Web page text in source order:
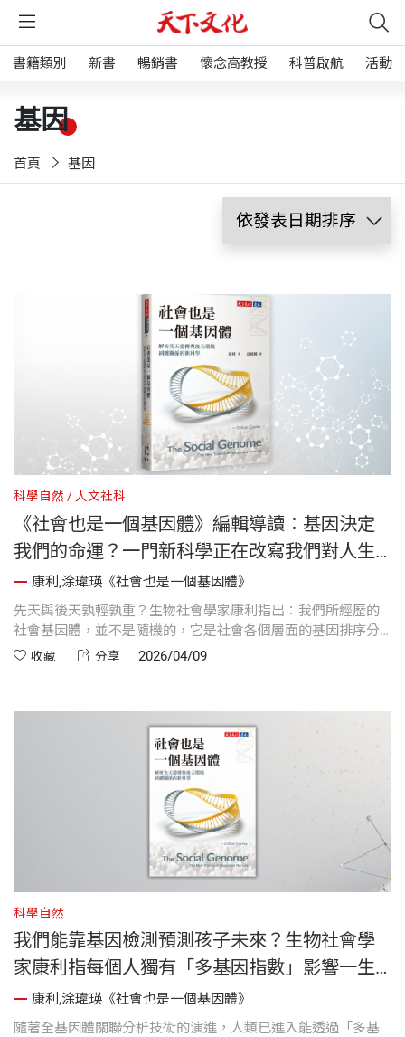
書籍類別 新書 暢銷書 懷念高教授 科普啟航 活動
基因
首頁 基因
科學自然 人文社科
《社會也是一個基因體》編輯導讀：基因決定
我們的命運？一門新科學正在改寫我們對人生
的認知！
康利,涂瑋瑛《社會也是一個基因體》
先天與後天孰輕孰重？生物社會學家康利指出：我們所經歷的
社會基因體，並不是隨機的，它是社會各個層面的基因排序分
類（也就是物以類聚）所造成的結果。透過將生物科學和人類
收藏 分享 2026/04/09
科學自然
我們能靠基因檢測預測孩子未來？生物社會學
家康利指每個人獨有「多基因指數」影響一生
《社會也是一個基因體》
康利,涂瑋瑛《社會也是一個基因體》
隨著全基因體關聯分析技術的演進，人類已進入能透過「多基